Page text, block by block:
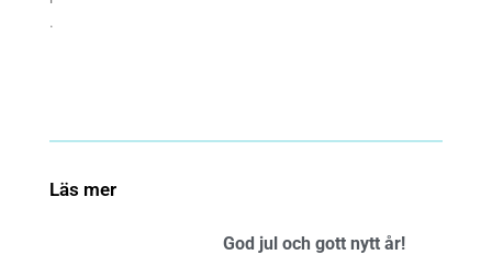
.
Läs mer
God jul och gott nytt år!